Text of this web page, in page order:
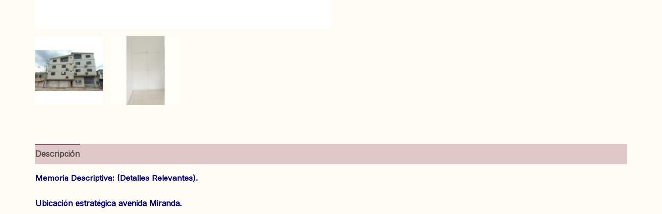
Descripción
Memoria Descriptiva: (Detalles Relevantes).
Ubicación estratégica avenida Miranda.